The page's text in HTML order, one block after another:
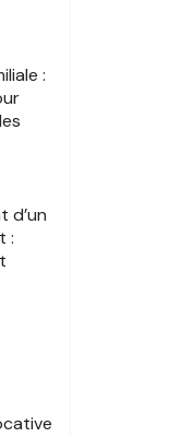
:
d’un
: